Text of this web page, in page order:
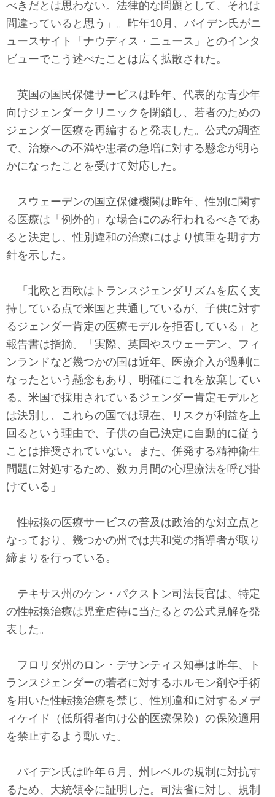
べきだとは思わない。法律的な問題として、それは
間違っていると思う」。昨年10月、バイデン氏がニ
ュースサイト「ナウディス・ニュース」とのインタ
ビューでこう述べたことは広く拡散された。
英国の国民保健サービスは昨年、代表的な青少年
向けジェンダークリニックを閉鎖し、若者のための
ジェンダー医療を再編すると発表した。公式の調査
で、治療への不満や患者の急増に対する懸念が明ら
かになったことを受けて対応した。
スウェーデンの国立保健機関は昨年、性別に関す
る医療は「例外的」な場合にのみ行われるべきであ
ると決定し、性別違和の治療にはより慎重を期す方
針を示した。
「北欧と西欧はトランスジェンダリズムを広く支
持している点で米国と共通しているが、子供に対す
るジェンダー肯定の医療モデルを拒否している」と
報告書は指摘。「実際、英国やスウェーデン、フィ
ンランドなど幾つかの国は近年、医療介入が過剰に
なったという懸念もあり、明確にこれを放棄してい
る。米国で採用されているジェンダー肯定モデルと
は決別し、これらの国では現在、リスクが利益を上
回るという理由で、子供の自己決定に自動的に従う
ことは推奨されていない。また、併発する精神衛生
問題に対処するため、数カ月間の心理療法を呼び掛
けている」
性転換の医療サービスの普及は政治的な対立点と
なっており、幾つかの州では共和党の指導者が取り
締まりを行っている。
テキサス州のケン・パクストン司法長官は、特定
の性転換治療は児童虐待に当たるとの公式見解を発
表した。
フロリダ州のロン・デサンティス知事は昨年、ト
ランスジェンダーの若者に対するホルモン剤や手術
を用いた性転換治療を禁じ、性別違和に対するメデ
ィケイド（低所得者向け公的医療保険）の保険適用
を禁止するよう動いた。
バイデン氏は昨年６月、州レベルの規制に対抗す
るため、大統領令に証明した。司法省に対し、規制